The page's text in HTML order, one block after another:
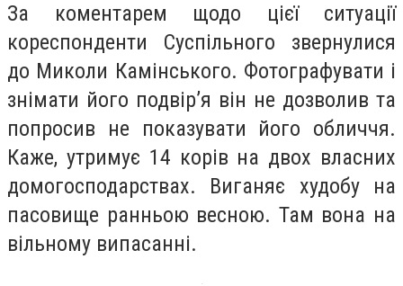
За коментарем щодо цієї ситуації
кореспонденти Суспільного звернулися
до Миколи Камінського. Фотографувати і
знімати його подвір’я він не дозволив та
попросив не показувати його обличчя.
Каже, утримує 14 корів на двох власних
домогосподарствах. Виганяє худобу на
пасовище ранньою весною. Там вона на
вільному випасанні.